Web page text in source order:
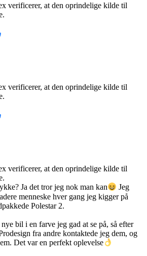
verificerer, at den oprindelige kilde til
verificerer, at den oprindelige kilde til
verificerer, at den oprindelige kilde til
Ja det tror jeg nok man kan
Jeg
menneske hver gang jeg kigger på
Polestar 2.
bil i en farve jeg gad at se på, så efter
fra andre kontaktede jeg dem, og
Det var en perfekt oplevelse